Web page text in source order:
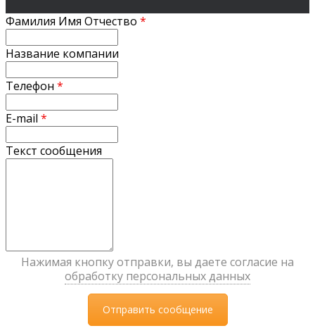
Фамилия Имя Отчество *
Название компании
Телефон *
E-mail *
Текст сообщения
Нажимая кнопку отправки, вы даете согласие на
обработку персональных данных